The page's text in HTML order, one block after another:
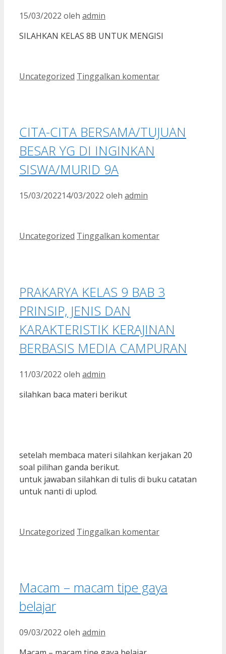
15/03/2022 oleh admin
SILAHKAN KELAS 8B UNTUK MENGISI
Kategori
Uncategorized Tinggalkan komentar
CITA-CITA BERSAMA/TUJUAN
BESAR YG DI INGINKAN
SISWA/MURID 9A
15/03/202214/03/2022 oleh admin
Kategori
Uncategorized Tinggalkan komentar
PRAKARYA KELAS 9 BAB 3
PRINSIP, JENIS DAN
KARAKTERISTIK KERAJINAN
BERBASIS MEDIA CAMPURAN
11/03/2022 oleh admin
silahkan baca materi berikut
setelah membaca materi silahkan kerjakan 20
soal pilihan ganda berikut.
untuk jawaban silahkan di tulis di buku catatan
untuk nanti di uplod.
Kategori
Uncategorized Tinggalkan komentar
Macam – macam tipe gaya
belajar
09/03/2022 oleh admin